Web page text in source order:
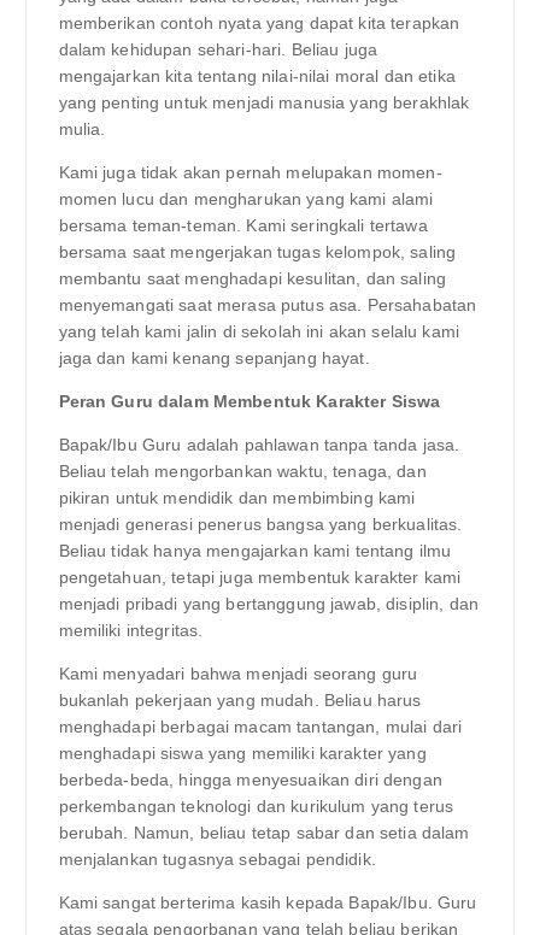
memberikan contoh nyata yang dapat kita terapkan
dalam kehidupan sehari-hari. Beliau juga
mengajarkan kita tentang nilai-nilai moral dan etika
yang penting untuk menjadi manusia yang berakhlak
mulia.
Kami juga tidak akan pernah melupakan momen-
momen lucu dan mengharukan yang kami alami
bersama teman-teman. Kami seringkali tertawa
bersama saat mengerjakan tugas kelompok, saling
membantu saat menghadapi kesulitan, dan saling
menyemangati saat merasa putus asa. Persahabatan
yang telah kami jalin di sekolah ini akan selalu kami
jaga dan kami kenang sepanjang hayat.
Peran Guru dalam Membentuk Karakter Siswa
Bapak/Ibu Guru adalah pahlawan tanpa tanda jasa.
Beliau telah mengorbankan waktu, tenaga, dan
pikiran untuk mendidik dan membimbing kami
menjadi generasi penerus bangsa yang berkualitas.
Beliau tidak hanya mengajarkan kami tentang ilmu
pengetahuan, tetapi juga membentuk karakter kami
menjadi pribadi yang bertanggung jawab, disiplin, dan
memiliki integritas.
Kami menyadari bahwa menjadi seorang guru
bukanlah pekerjaan yang mudah. Beliau harus
menghadapi berbagai macam tantangan, mulai dari
menghadapi siswa yang memiliki karakter yang
berbeda-beda, hingga menyesuaikan diri dengan
perkembangan teknologi dan kurikulum yang terus
berubah. Namun, beliau tetap sabar dan setia dalam
menjalankan tugasnya sebagai pendidik.
Kami sangat berterima kasih kepada Bapak/Ibu. Guru
atas segala pengorbanan yang telah beliau berikan